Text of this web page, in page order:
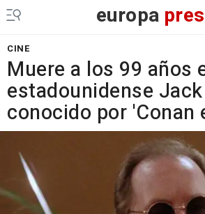
europa
CINE
Muere a los 99 años
estadounidense
conocido por 'Conan